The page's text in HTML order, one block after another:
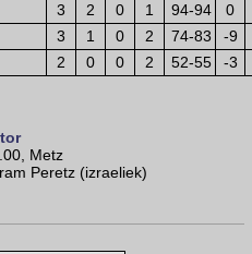
3 2 0 1 94-94
0
3 1 0 2 74-83
-9
2 0 0 2 52-55 -3
Metz
Peretz (izraeliek)